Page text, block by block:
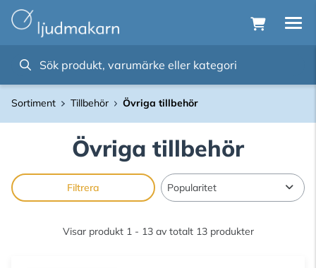
Sortiment Tillbehör Övriga tillbehör
Övriga tillbehör
Filtrera
Visar produkt 1 - 13 av totalt 13 produkter